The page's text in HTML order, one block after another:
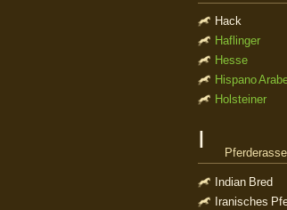
Hack
Haflinger
Hesse
Hispano
Holsteiner
I
Indian Bred
Iranisches